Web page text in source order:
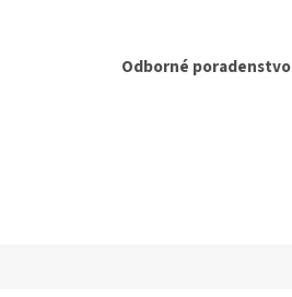
Odborné poradenstvo